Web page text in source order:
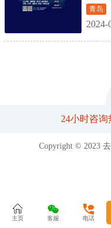
青岛
2024-
24小时咨询
Copyright © 2023
主页 客服 电话